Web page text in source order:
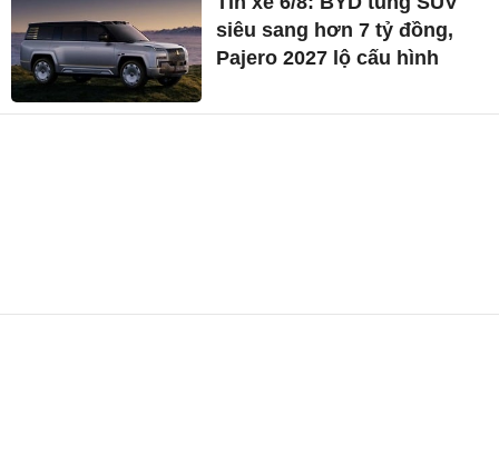
siêu sang hơn 7 tỷ đồng,
Pajero 2027 lộ cấu hình